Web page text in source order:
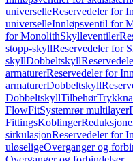
universelleReservedeler for
universelleInnløpsventil for
for MonolithSkylleventiler
stopp-skyllReservedeler for
skyllDobbeltskyll
armaturerReservedeler for
armaturerDobbeltskyll
DobbeltskyllTilbehør
FlowFitSystemrør multilayer
FittingsKoblinger
sirkulasjonReservedeler for
uløseligeOverganger og